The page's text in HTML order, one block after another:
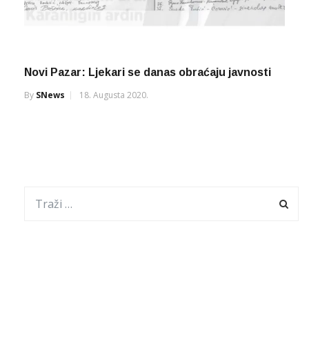
Novi Pazar: Ljekari se danas obraćaju javnosti
By SNews 18. Augusta 2020.